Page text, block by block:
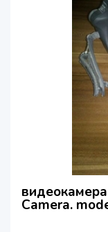
Camera.